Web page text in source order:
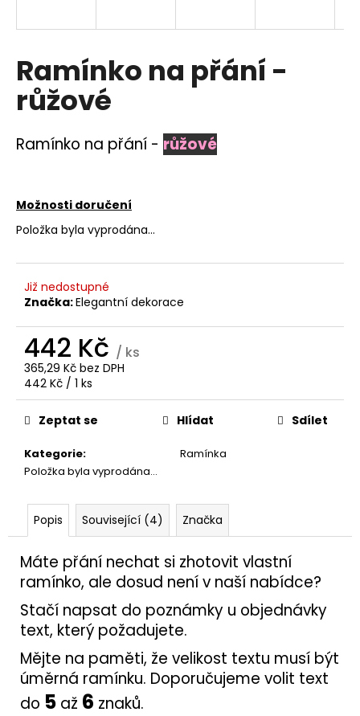
Ramínko na přání -
růžové
Ramínko na přání - růžové
Možnosti doručení
Položka byla vyprodána…
Již nedostupné
Značka:Elegantní dekorace
442 Kč / ks
365,29 Kč bez DPH
Měrná
cena:
442 Kč / 1 ks
Kategorie:
Ramínka
Položka byla vyprodána…
Zeptat se Hlídat Sdílet
Popis Související (4) Značka
Máte přání nechat si zhotovit vlastní
ramínko, ale dosud není v naší nabídce?
Stačí napsat do poznámky u objednávky
text, který požadujete.
Mějte na paměti, že velikost textu musí být
úměrná ramínku. Doporučujeme volit text
do 5 až 6 znaků.
í
t
?
p
o
r
u
č
u
j
e
e
600X2200
850
Kč